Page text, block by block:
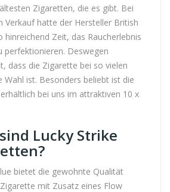
Zigaretten, die es gibt. Bei
Verkauf hatte der Hersteller British
hinreichend Zeit, das Raucherlebnis
perfektionieren. Deswegen
dass die Zigarette bei so vielen
Wahl ist. Besonders beliebt ist die
bei uns im attraktiven 10 x
Lucky Strike
bietet die gewohnte Qualität
mit Zusatz eines Flow